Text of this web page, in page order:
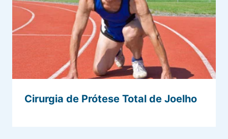
Cirurgia de Prótese Total de Joelho